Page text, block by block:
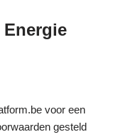
voor een
gesteld